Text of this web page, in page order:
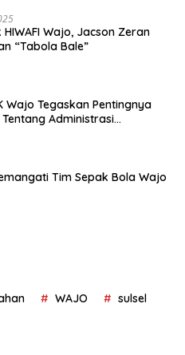
HIWAFI Wajo, Jacson Zeran
“Tabola Bale”
Wajo Tegaskan Pentingnya
Administrasi
Tim Sepak Bola Wajo
WAJO sulsel